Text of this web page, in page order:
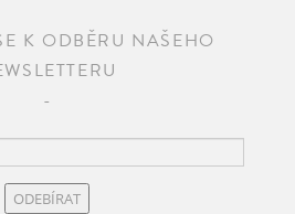
K ODBĚRU NAŠEHO
ODEBÍRAT